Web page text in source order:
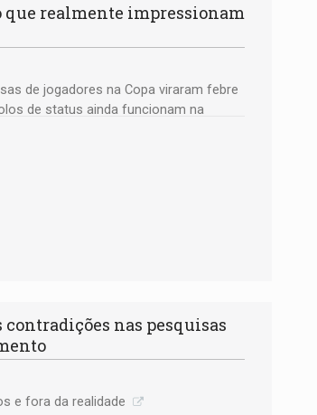
que realmente impressionam
de jogadores na Copa viraram febre
de status ainda funcionam na
contradições nas pesquisas
e fora da realidade